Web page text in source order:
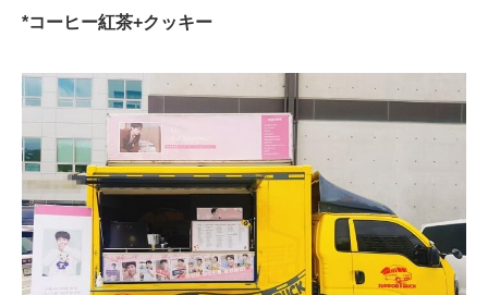
*コーヒー紅茶+クッキー